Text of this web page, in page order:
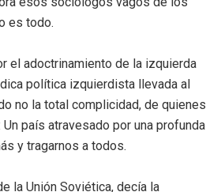
es todo.
el adoctrinamiento de la izquierda
política izquierdista llevada al
no la total complicidad, de quienes
país atravesado por una profunda
y tragarnos a todos.
la Unión Soviética, decía la